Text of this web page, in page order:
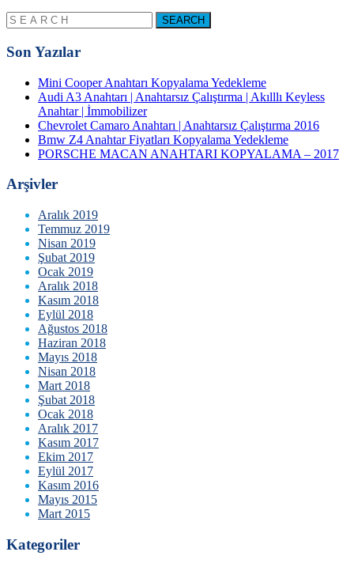
Son Yazılar
Mini Cooper Anahtarı Kopyalama Yedekleme
Audi A3 Anahtarı | Anahtarsız Çalıştırma | Akılllı Keyless
Anahtar | İmmobilizer
Chevrolet Camaro Anahtarı | Anahtarsız Çalıştırma 2016
Bmw Z4 Anahtar Fiyatları Kopyalama Yedekleme
PORSCHE MACAN ANAHTARI KOPYALAMA – 2017
Arşivler
Aralık 2019
Temmuz 2019
Nisan 2019
Şubat 2019
Ocak 2019
Aralık 2018
Kasım 2018
Eylül 2018
Ağustos 2018
Haziran 2018
Mayıs 2018
Nisan 2018
Mart 2018
Şubat 2018
Ocak 2018
Aralık 2017
Kasım 2017
Ekim 2017
Eylül 2017
Kasım 2016
Mayıs 2015
Mart 2015
Kategoriler